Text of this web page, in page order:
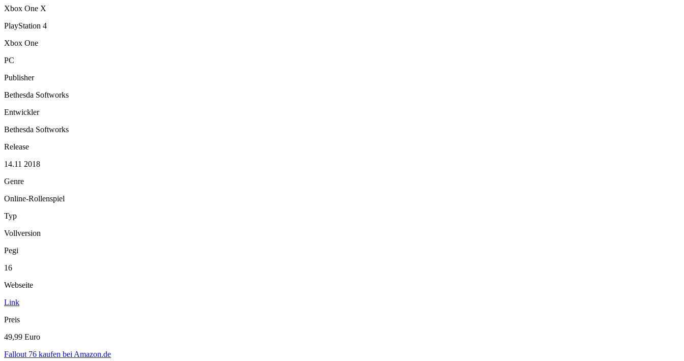
Xbox One X
PlayStation 4
Xbox One
PC
Publisher
Bethesda Softworks
Entwickler
Bethesda Softworks
Release
14.11 2018
Genre
Online-Rollenspiel
Typ
Vollversion
Pegi
16
Webseite
Link
Preis
49,99 Euro
Fallout 76 kaufen bei Amazon.de